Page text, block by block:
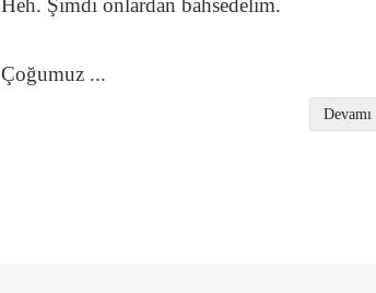
Heh. Şimdi onlardan bahsedelim.
Çoğumuz ...
Devamı